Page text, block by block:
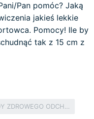
Pan pomóc? Jaką
jakieś lekkie
Pomocy! Ile by
tak z 15 cm z
ZASADY ZDROWEGO ODCHUDZANIA